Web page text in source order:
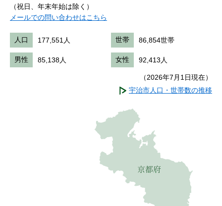
（祝日、年末年始は除く）
メールでの問い合わせはこちら
人口 177,551人 世帯 86,854世帯
男性 85,138人 女性 92,413人
（2026年7月1日現在）
宇治市人口・世帯数の推移